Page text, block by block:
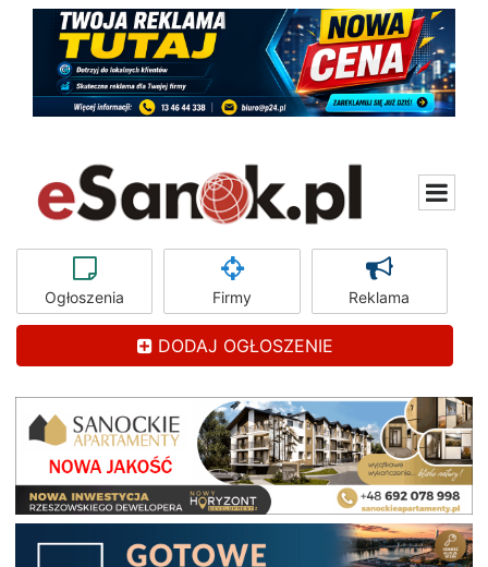
Ogłoszenia Firmy Reklama
DODAJ OGŁOSZENIE